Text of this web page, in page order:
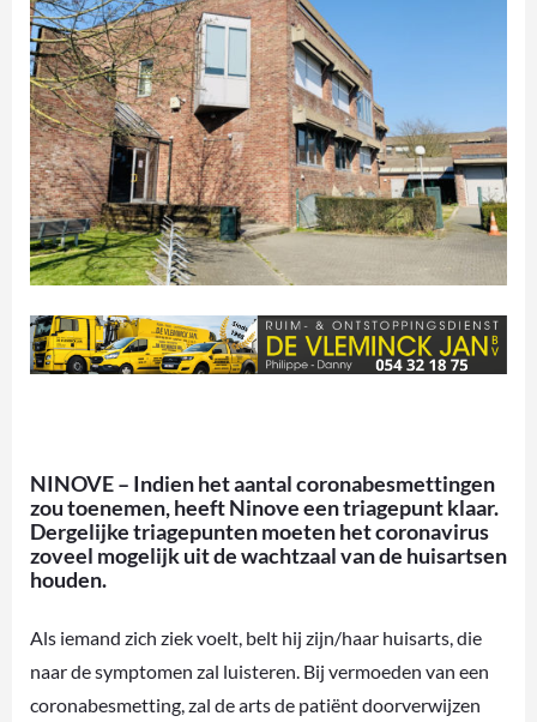
NINOVE – Indien het aantal coronabesmettingen
zou toenemen, heeft Ninove een triagepunt klaar.
Dergelijke triagepunten moeten het coronavirus
zoveel mogelijk uit de wachtzaal van de huisartsen
houden.
Als iemand zich ziek voelt, belt hij zijn/haar huisarts, die
naar de symptomen zal luisteren. Bij vermoeden van een
coronabesmetting, zal de arts de patiënt doorverwijzen